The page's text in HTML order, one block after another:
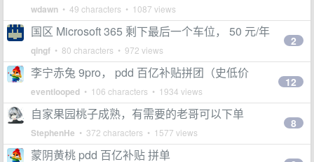
wdawn • 49 characters • 1087 views
国区 Microsoft 365 剩下最后一个车位， 50 元/年
qingf • 80 characters • 972 views
2
李宁赤兔 9pro， pdd 百亿补贴拼团（史低价
eventlooped • 106 characters • 1934 views
12
自家果园桃子成熟，有需要的老哥可以下单
StephenHe • 372 characters • 1577 views
8
蒙阴黄桃 pdd 百亿补贴 拼单